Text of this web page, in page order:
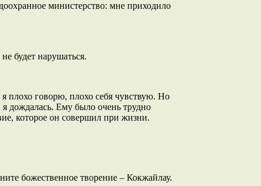
министерство: мне приходило
будет нарушаться.
плохо говорю, плохо себя чувствую. Но
дождалась. Ему было очень трудно
которое он совершил при жизни.
божественное творение – Кокжайлау.